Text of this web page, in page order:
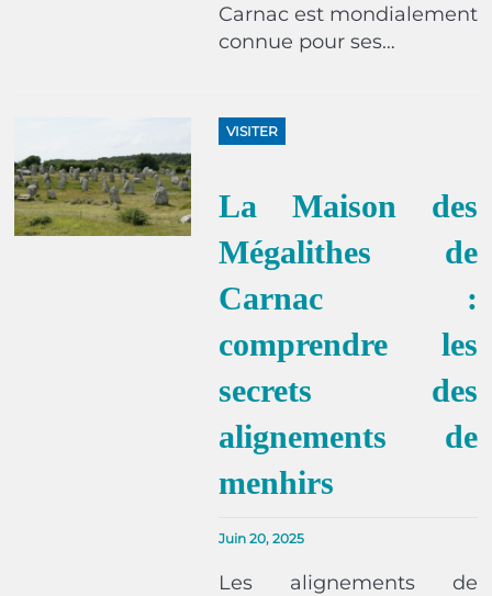
Carnac est mondialement
connue pour ses…
VISITER
La Maison des
Mégalithes de
Carnac :
comprendre les
secrets des
alignements de
menhirs
Juin 20, 2025
Les alignements de